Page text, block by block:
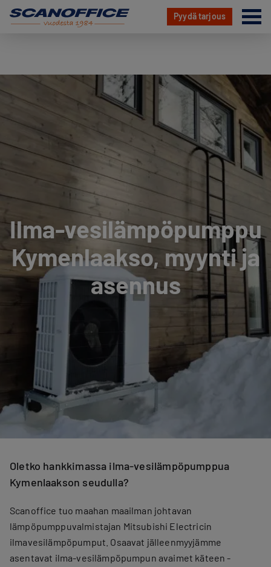
sisältöön
Pyydä tarjous
Ilma-vesilämpöpumppu
Kymenlaakso, myynti ja
asennus
Oletko hankkimassa ilma-vesilämpöpumppua
Kymenlaakson seudulla?
Scanoffice tuo maahan maailman johtavan
lämpöpumppuvalmistajan Mitsubishi Electricin
ilmavesilämpöpumput. Osaavat jälleenmyyjämme
asentavat ilma-vesilämpöpumpun avaimet käteen -